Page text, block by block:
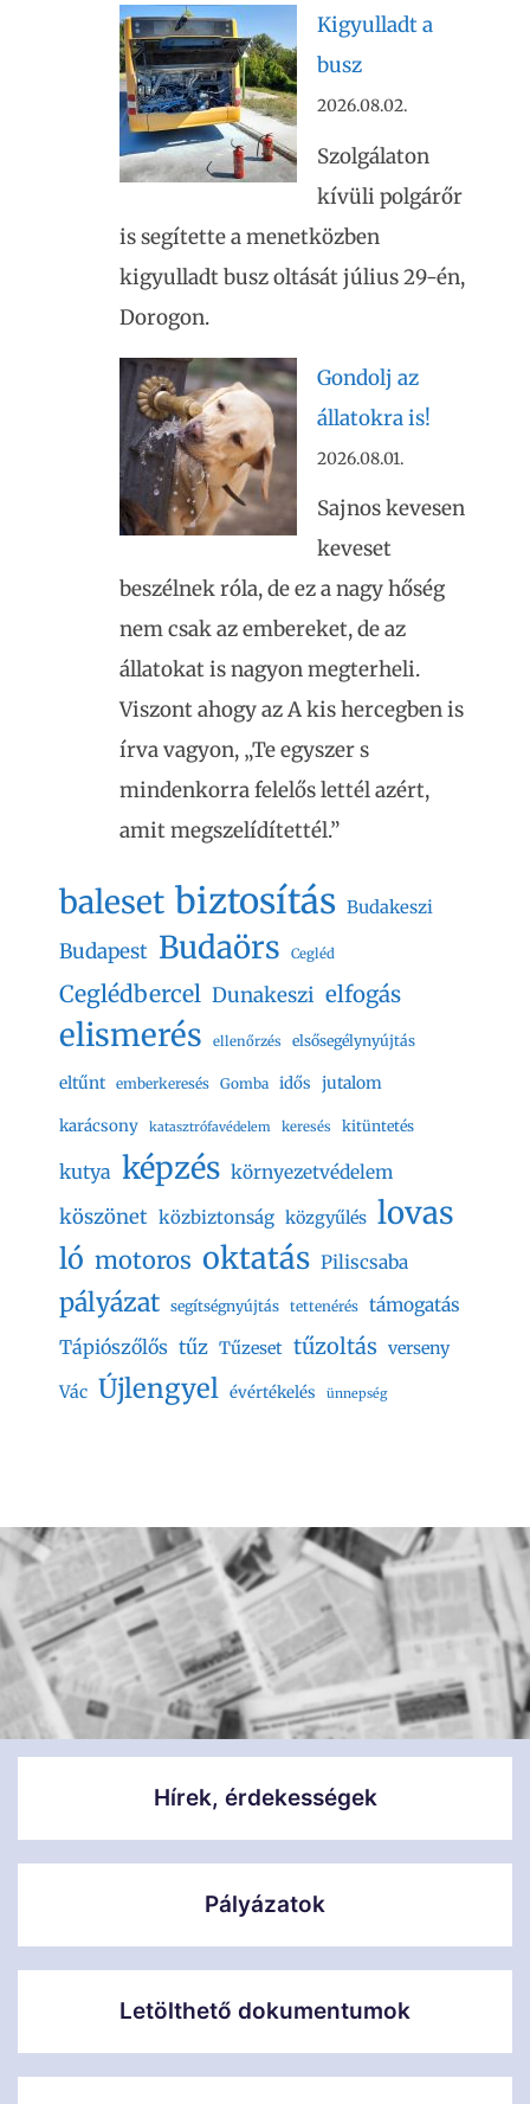
Kigyulladt a
busz
2026.08.02.
Szolgálaton
kívüli polgárőr
is segítette a menetközben
kigyulladt busz oltását július 29-én,
Dorogon.
Gondolj az
állatokra is!
2026.08.01.
Sajnos kevesen
keveset
beszélnek róla, de ez a nagy hőség
nem csak az embereket, de az
állatokat is nagyon megterheli.
Viszont ahogy az A kis hercegben is
írva vagyon, „Te egyszer s
mindenkorra felelős lettél azért,
amit megszelídítettél.”
baleset biztosítás Budakeszi
Budapest Budaörs Cegléd
Ceglédbercel Dunakeszi elfogás
elismerés ellenőrzés elsősegélynyújtás
eltűnt emberkeresés Gomba idős jutalom
karácsony katasztrófavédelem keresés kitüntetés
kutya képzés környezetvédelem
köszönet közbiztonság közgyűlés lovas
ló motoros oktatás Piliscsaba
pályázat segítségnyújtás tettenérés támogatás
Tápiószőlős tűz Tűzeset tűzoltás verseny
Vác Újlengyel évértékelés ünnepség
Hírek, érdekességek
Pályázatok
Letölthető dokumentumok